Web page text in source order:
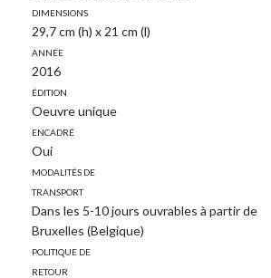
Dimensions
29,7 cm (h) x 21 cm (l)
Année
2016
Édition
Oeuvre unique
Encadré
Oui
Modalités de
transport
Dans les 5-10 jours ouvrables à partir de
Bruxelles (Belgique)
Politique de
retour